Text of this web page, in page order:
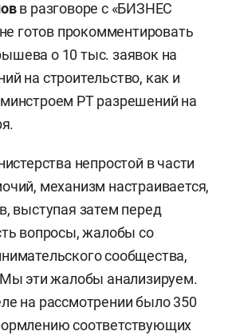
в разговоре с «БИЗНЕС
готов прокомментировать
о 10 тыс. заявок на
на строительство, как и
РТ разрешений на
непростой в части
механизм настраивается,
выступая затем перед
вопросы, жалобы со
сообщества,
эти жалобы анализируем.
на рассмотрении было 350
соответствующих